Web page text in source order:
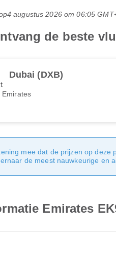
4 augustus 2026 om 06:05
de beste
Dubai (DXB)
Emirates
mee dat de prijzen op deze
de meest nauwkeurige en
Emirates